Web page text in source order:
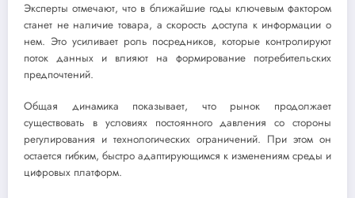
Эксперты отмечают, что в ближайшие годы ключевым фактором
станет не наличие товара, а скорость доступа к информации о
нем. Это усиливает роль посредников, которые контролируют
поток данных и влияют на формирование потребительских
предпочтений.
Общая динамика показывает, что рынок продолжает
существовать в условиях постоянного давления со стороны
регулирования и технологических ограничений. При этом он
остается гибким, быстро адаптирующимся к изменениям среды и
цифровых платформ.